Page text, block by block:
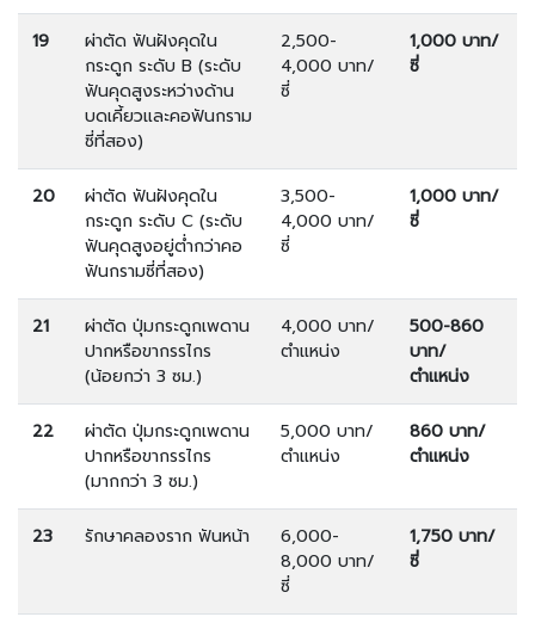
19
ผ่าตัด ฟันฝังคุดใน
กระดูก ระดับ B (ระดับ
ฟันคุดสูงระหว่างด้าน
บดเคี้ยวและคอฟันกราม
ซี่ที่สอง)
2,500-
4,000 บาท/
ซี่
1,000 บาท/
ซี่
20
ผ่าตัด ฟันฝังคุดใน
กระดูก ระดับ C (ระดับ
ฟันคุดสูงอยู่ต่ำกว่าคอ
ฟันกรามซี่ที่สอง)
3,500-
4,000 บาท/
ซี่
1,000 บาท/
ซี่
21
ผ่าตัด ปุ่มกระดูกเพดาน
ปากหรือขากรรไกร
(น้อยกว่า 3 ซม.)
4,000 บาท/
ตำแหน่ง
500-860
บาท/
ตำแหน่ง
22
ผ่าตัด ปุ่มกระดูกเพดาน
ปากหรือขากรรไกร
(มากกว่า 3 ซม.)
5,000 บาท/
ตำแหน่ง
860 บาท/
ตำแหน่ง
23 รักษาคลองราก ฟันหน้า
6,000-
8,000 บาท/
ซี่
1,750 บาท/
ซี่